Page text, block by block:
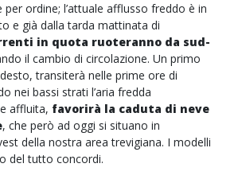
per ordine; l’attuale afflusso freddo è in
e già dalla tarda mattinata di
in quota ruoteranno da sud-
il cambio di circolazione. Un primo
transiterà nelle prime ore di
nei bassi strati l’aria fredda
affluita, favorirà la caduta di neve
, che però ad oggi si situano in
della nostra area trevigiana. I modelli
del tutto concordi.